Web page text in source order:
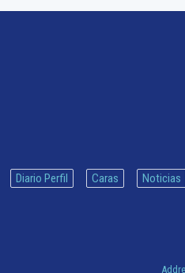
Diario Perfil Caras Noticias